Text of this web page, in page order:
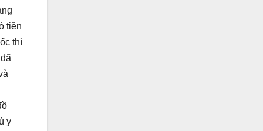
tiền
thì
y